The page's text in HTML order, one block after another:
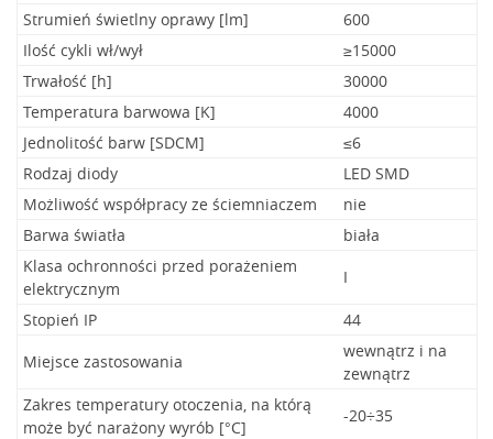
Strumień świetlny oprawy [lm]
600
Ilość cykli wł/wył
≥15000
Trwałość [h]
30000
Temperatura barwowa [K]
4000
Jednolitość barw [SDCM]
≤6
Rodzaj diody
LED SMD
Możliwość współpracy ze ściemniaczem
nie
Barwa światła
biała
Klasa ochronności przed porażeniem
elektrycznym
I
Stopień IP
44
Miejsce zastosowania
wewnątrz i na
zewnątrz
Zakres temperatury otoczenia, na którą
może być narażony wyrób [°C]
-20÷35